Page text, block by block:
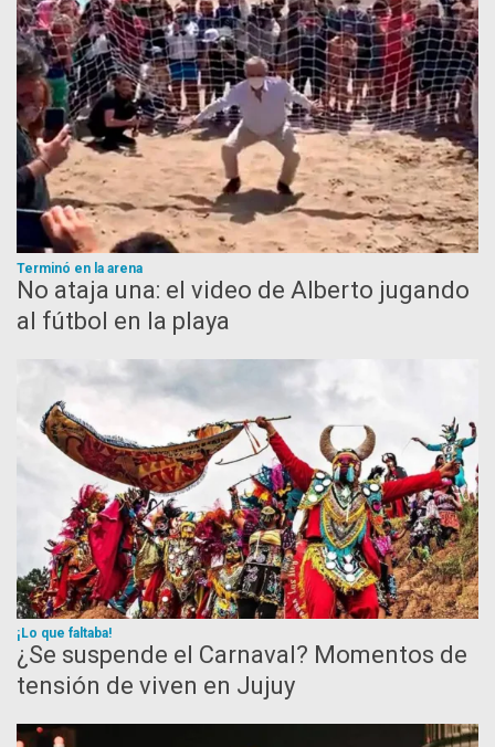
Terminó en la arena
No ataja una: el video de Alberto jugando
al fútbol en la playa
¡Lo que faltaba!
¿Se suspende el Carnaval? Momentos de
tensión de viven en Jujuy